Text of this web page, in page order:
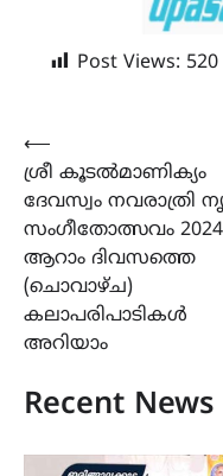
Post Views: 520
Post
navigation
⟵
ശ്രീ കൂടൽമാണിക്യം
ദേവസ്വം നവരാത്രി
സംഗീതോത്സവം 2024
ആറാം ദിവസത്തെ
(ചൊവാഴ്ച)
കലാപരിപാടികൾ
അറിയാം
Recent News